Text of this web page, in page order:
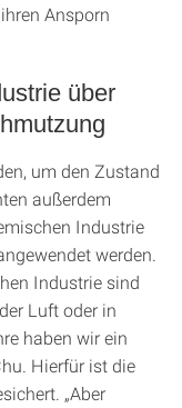
Ansporn
über
um den Zustand
außerdem
Industrie
werden.
Industrie sind
Luft oder in
haben wir ein
Hierfür ist die
„Aber